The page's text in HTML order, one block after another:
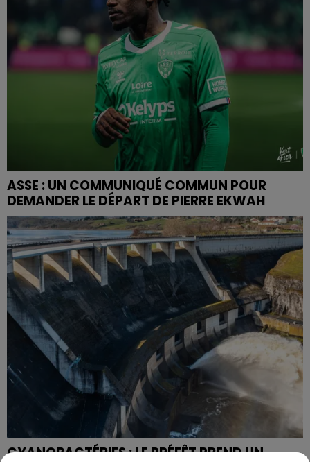
ASSE : UN COMMUNIQUÉ COMMUN POUR
DEMANDER LE DÉPART DE PIERRE EKWAH
CYANOBACTÉRIES : LE PRÉFÊT PREND UN